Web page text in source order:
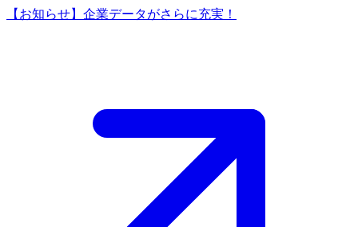
【お知らせ】企業データがさらに充実！